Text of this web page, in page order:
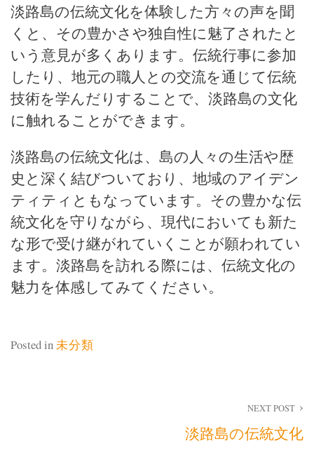
淡路島の伝統文化を体験した方々の声を聞
くと、その豊かさや独自性に魅了されたと
いう意見が多くあります。伝統行事に参加
したり、地元の職人との交流を通じて伝統
技術を学んだりすることで、淡路島の文化
に触れることができます。
淡路島の伝統文化は、島の人々の生活や歴
史と深く結びついており、地域のアイデン
ティティともなっています。その豊かな伝
統文化を守りながら、現代においても新た
な形で受け継がれていくことが願われてい
ます。淡路島を訪れる際には、伝統文化の
魅力を体感してみてください。
Posted in未分類
NEXT POST
淡路島の伝統文化